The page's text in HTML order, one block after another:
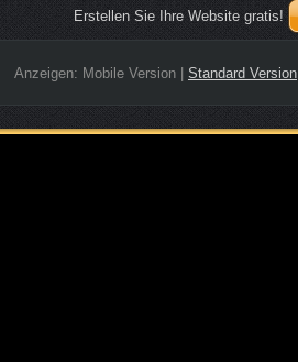
Erstellen Sie Ihre Website gratis!
Anzeigen: Mobile Version| Standard Version